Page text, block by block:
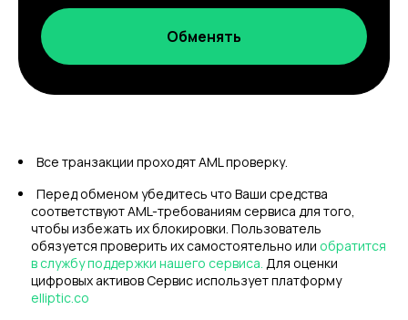
Все транзакции проходят AML проверку.
Перед обменом убедитесь что Ваши средства
соответствуют AML-требованиям сервиса для того,
чтобы избежать их блокировки. Пользователь
обязуется проверить их самостоятельно или обратится
в службу поддержки нашего сервиса. Для оценки
цифровых активов Сервис использует платформу
elliptic.co